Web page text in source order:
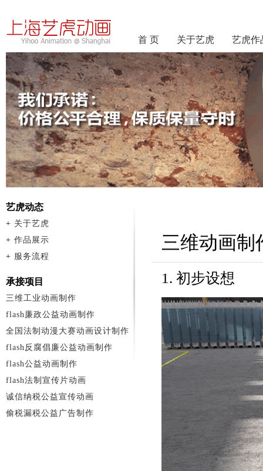
首 页 关于艺虎 艺虎作
三维动画制
1. 初步设想
艺虎动态
+ 关于艺虎
+ 作品展示
+ 服务流程
承接项目
三维工业动画制作
flash廉政公益动画制作
全国法制动漫大赛动画设计制作
flash反腐倡廉公益动画制作
flash公益动画制作
flash法制宣传片动画
诚信纳税公益宣传动画
偷税漏税公益广告制作